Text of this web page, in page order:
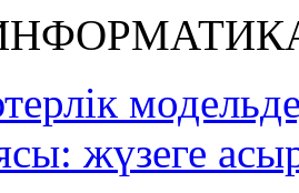
жүзеге